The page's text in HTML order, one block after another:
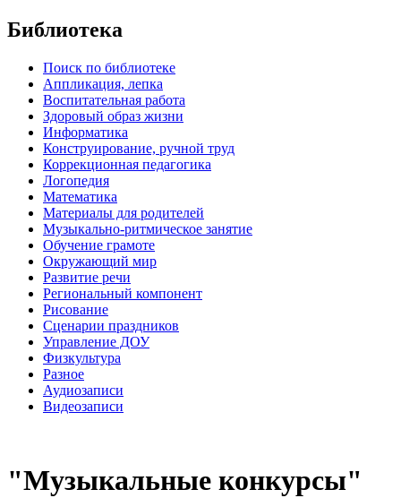
Библиотека
Поиск по библиотеке
Аппликация, лепка
Воспитательная работа
Здоровый образ жизни
Информатика
Конструирование, ручной труд
Коррекционная педагогика
Логопедия
Математика
Материалы для родителей
Музыкально-ритмическое занятие
Обучение грамоте
Окружающий мир
Развитие речи
Региональный компонент
Рисование
Сценарии праздников
Управление ДОУ
Физкультура
Разное
Аудиозаписи
Видеозаписи
"Музыкальные конкурсы"